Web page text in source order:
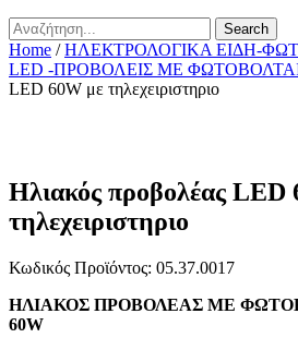
Search
Home /ΗΛΕΚΤΡΟΛΟΓΙΚΑ ΕΙΔΗ-
LED -ΠΡΟΒΟΛΕΙΣ ΜΕ
LED 60W με τηλεχειριστηριο
Ηλιακός προβολέας LED
τηλεχειριστηριο
Κωδικός Προϊόντος: 05.37.0017
ΗΛΙΑΚΟΣ ΠΡΟΒΟΛΕΑΣ ΜΕ
60W